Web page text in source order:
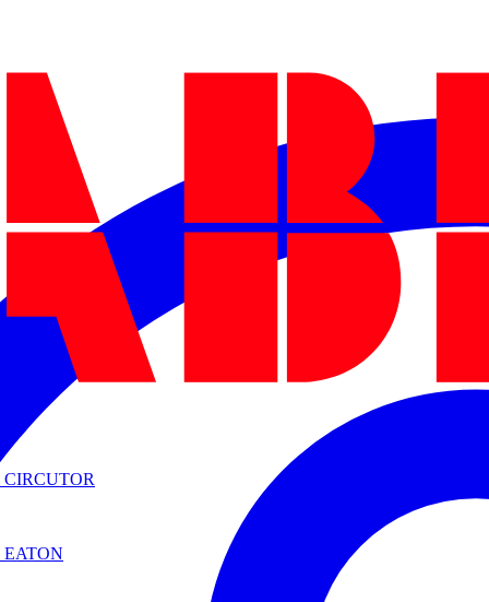
CIRCUTOR
EATON